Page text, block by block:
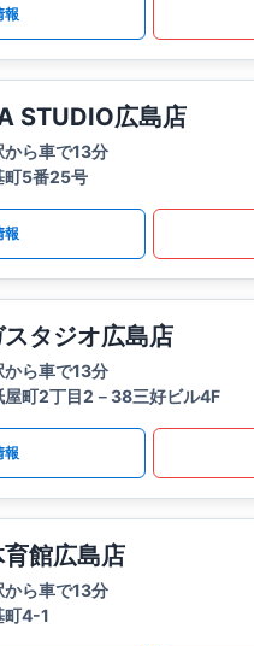
報
STUDIO広島店
ら車で13分
町5番25号
報
タジオ広島店
ら車で13分
屋町2丁目2－38三好ビル4F
報
館広島店
ら車で13分
町4-1